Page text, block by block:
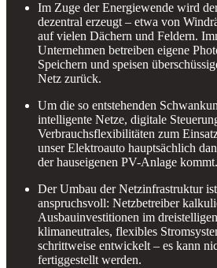
Im Zuge der Energiewende wird
dezentral erzeugt – etwa von
auf vielen Dächern und Feldern.
Unternehmen betreiben eigene
Speichern und speisen
Netz zurück.
Um die so entstehenden
intelligente Netze, digitale
Verbrauchsflexibilitäten zum
unser Elektroauto hauptsächlich
der hauseigenen PV-Anlage kommt.
Der Umbau der Netzinfrastruktur
anspruchsvoll: Netzbetreiber
Ausbauinvestitionen im
klimaneutrales, flexibles
schrittweise entwickelt – es kann
fertiggestellt werden.